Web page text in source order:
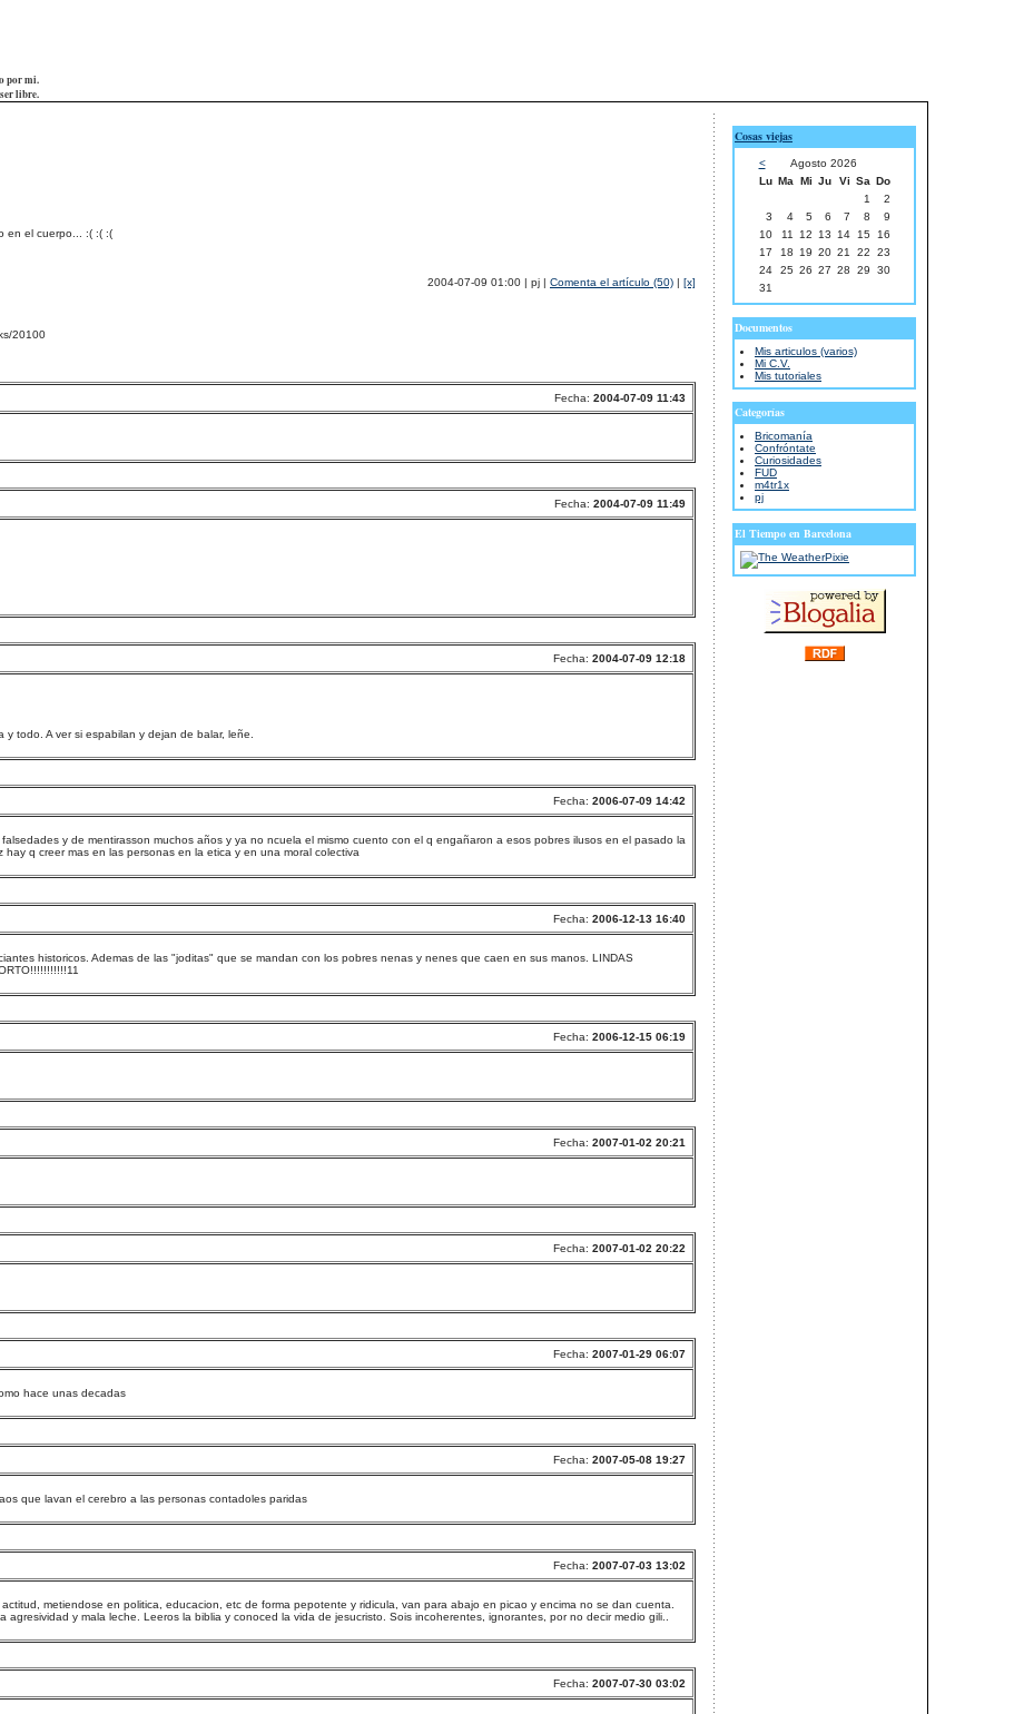
por mi.
libre.
en el cuerpo... :( :( :(
2004-07-09 01:00 | pj | Comenta el artículo (50) | [x]
20100
Fecha: 2004-07-09 11:43
Fecha: 2004-07-09 11:49
Fecha: 2004-07-09 12:18
todo. A ver si espabilan y dejan de balar, leñe.
Fecha: 2006-07-09 14:42
y de mentirasson muchos años y ya no ncuela el mismo cuento con el q engañaron a esos pobres ilusos en el pasado la
q creer mas en las personas en la etica y en una moral colectiva
Fecha: 2006-12-13 16:40
historicos. Ademas de las "joditas" que se mandan con los pobres nenas y nenes que caen en sus manos. LINDAS
Fecha: 2006-12-15 06:19
Fecha: 2007-01-02 20:21
Fecha: 2007-01-02 20:22
Fecha: 2007-01-29 06:07
hace unas decadas
Fecha: 2007-05-08 19:27
que lavan el cerebro a las personas contadoles paridas
Fecha: 2007-07-03 13:02
metiendose en politica, educacion, etc de forma pepotente y ridicula, van para abajo en picao y encima no se dan cuenta.
y mala leche. Leeros la biblia y conoced la vida de jesucristo. Sois incoherentes, ignorantes, por no decir medio gili..
Fecha: 2007-07-30 03:02
Cosas viejas
<
Agosto 2026
Lu Ma Mi Ju Vi Sa Do
1
2
3
4 5 6 7 8
9
10
11 12 13 14 15
16
17
18 19 20 21 22
23
24
25 26 27 28 29
30
31
Documentos
Mis articulos (varios)
Mi C.V.
Mis tutoriales
Categorías
Bricomanía
Confróntate
Curiosidades
FUD
m4tr1x
pj
El Tiempo en Barcelona